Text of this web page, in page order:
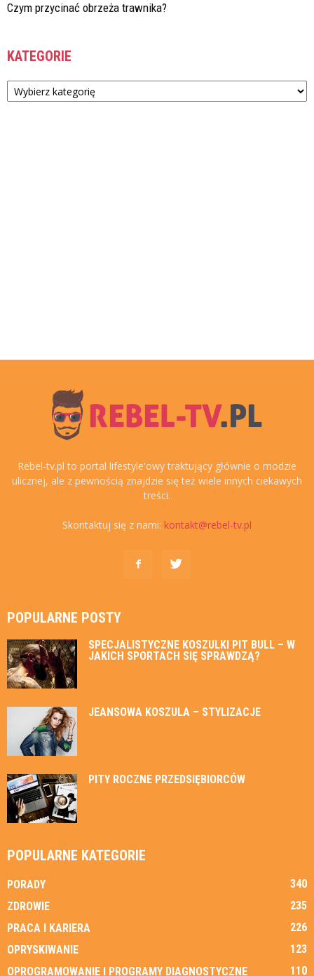
Czym przycinać obrzeża trawnika?
KATEGORIE
Kategorie
Rebel-tv.pl to portal lifestyle'owy traktujący głównie o modzie
ulicznej, ale z pewnością znajdzie się też wiele innych ciekawych
treści.
Skontaktuj się z nami: kontakt@rebel-tv.pl
POPULARNE POSTY
SPECJALISTYCZNE KOSZULKI PIT BULL – W
JAKICH SPORTACH SIĘ SPRAWDZĄ?
JEANSOWA KOSZULA – STYLIZACJE
PITY ROCZNE PRZEDSIĘBIORCÓW
POPULARNE KATEGORIE
PORADY
340
ZDROWIE
235
PRACA I KARIERA
226
OPRYSKIWANIE
123
OPROGRAMOWANIE I PROGRAMY DIAGNOSTYCZNE
110